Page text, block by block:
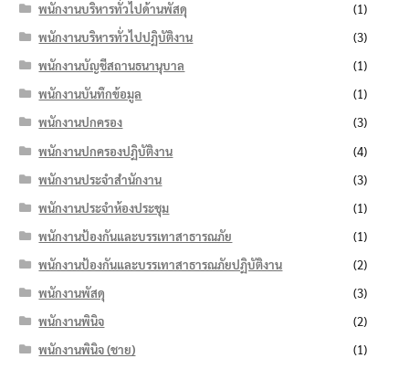
พนักงานบริหารทั่วไปด้านพัสดุ
(1)
พนักงานบริหารทั่วไปปฏิบัติงาน
(3)
พนักงานบัญชีสถานธนานุบาล
(1)
พนักงานบันทึกข้อมูล
(1)
พนักงานปกครอง
(3)
พนักงานปกครองปฏิบัติงาน
(4)
พนักงานประจำสำนักงาน
(3)
พนักงานประจำห้องประชุม
(1)
พนักงานป้องกันและบรรเทาสาธารณภัย
(1)
พนักงานป้องกันและบรรเทาสาธารณภัยปฏิบัติงาน
(2)
พนักงานพัสดุ
(3)
พนักงานพินิจ
(2)
พนักงานพินิจ (ชาย)
(1)